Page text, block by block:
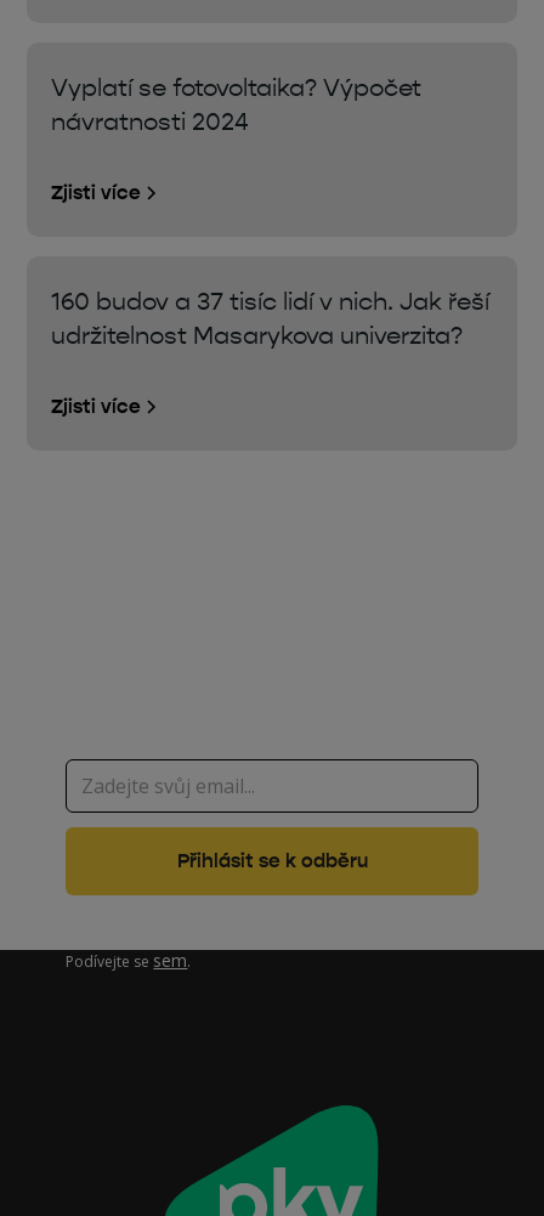
Vyplatí se fotovoltaika? Výpočet
návratnosti 2024
Zjisti více
160 budov a 37 tisíc lidí v nich. Jak řeší
udržitelnost Masarykova univerzita?
Zjisti více
Podívejte se sem.